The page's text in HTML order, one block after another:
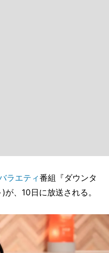
ラエティ番組『ダウンタ
、10日に放送される。